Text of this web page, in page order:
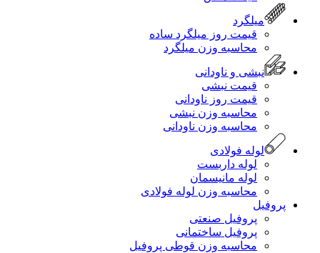
میلگرد
قیمت روز میلگرد ساده
محاسبه وزن میلگرد
نبشی و ناودانی
قیمت نبشی
قیمت روز ناودانی
محاسبه وزن نبشی
محاسبه وزن ناودانی
لوله فولادی
لوله داربست
لوله مانیسمان
محاسبه وزن لوله فولادی
پروفیل
پروفیل صنعتی
پروفیل ساختمانی
محاسبه وزن قوطی پروفیل